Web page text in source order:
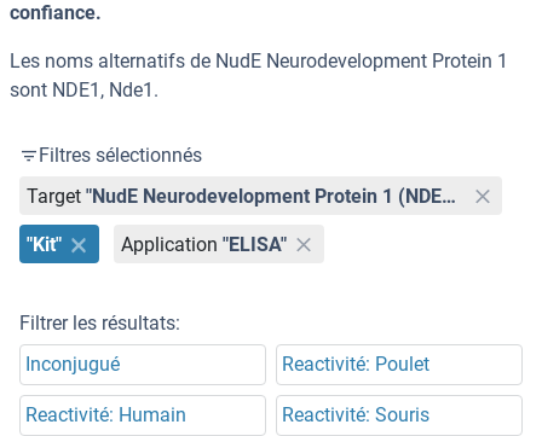
confiance.
Les noms alternatifs de NudE Neurodevelopment Protein 1
sont NDE1, Nde1.
Filtres sélectionnés
Target
"NudE Neurodevelopment Protein 1 (NDE1)"
"Kit" Application "ELISA"
Filtrer les résultats:
Inconjugué
Reactivité: Poulet
Reactivité: Humain Reactivité: Souris